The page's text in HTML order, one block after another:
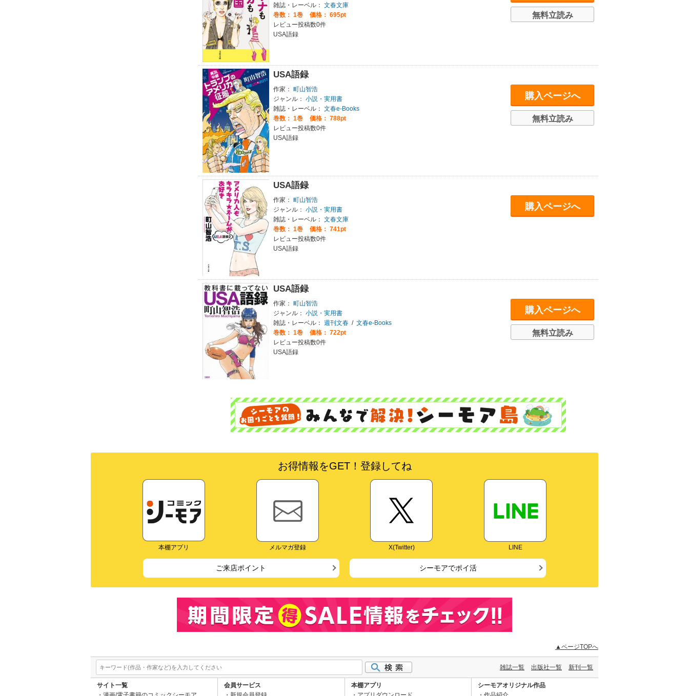
雑誌・レーベル： 文春文庫
巻数： 1巻
価格： 695pt
レビュー投稿数0件
USA語録
無料立読み
USA語録
作家： 町山智浩
ジャンル： 小説・実用書
雑誌・レーベル： 文春e-Books
巻数： 1巻
価格： 788pt
レビュー投稿数0件
USA語録
購入ページへ
無料立読み
USA語録
作家： 町山智浩
ジャンル： 小説・実用書
雑誌・レーベル： 文春文庫
巻数： 1巻
価格： 741pt
レビュー投稿数0件
USA語録
購入ページへ
USA語録
作家： 町山智浩
ジャンル： 小説・実用書
雑誌・レーベル： 週刊文春 / 文春e-Books
巻数： 1巻
価格： 722pt
レビュー投稿数0件
USA語録
購入ページへ
無料立読み
お得情報をGET！登録してね
本棚アプリ メルマガ登録 X(Twitter) LINE
ご来店ポイント シーモアでポイ活
▲ページTOPへ
雑誌一覧 出版社一覧 新刊一覧
サイト一覧
会員サービス
本棚アプリ
シーモアオリジナル作品